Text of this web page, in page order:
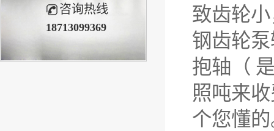
致齿轮
钢齿轮
抱轴（
照吨来
个您懂
咨询热线
18713099369